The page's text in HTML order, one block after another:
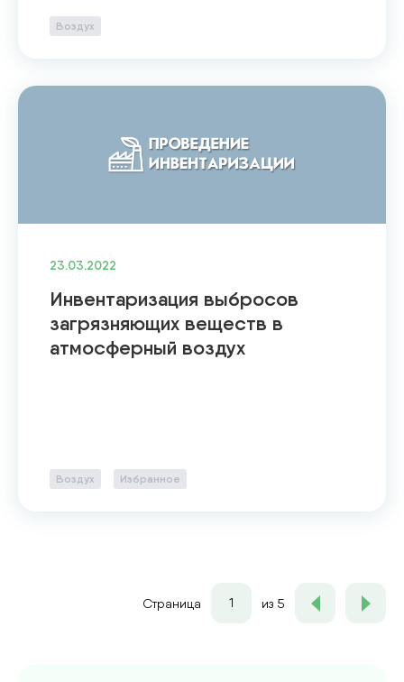
Воздух
23.03.2022
Инвентаризация выбросов
загрязняющих веществ в
атмосферный воздух
Воздух Избранное
Страница 1 из 5